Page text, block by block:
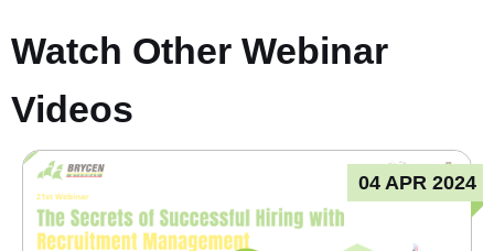
Watch Other Webinar
Videos
04 APR 2024